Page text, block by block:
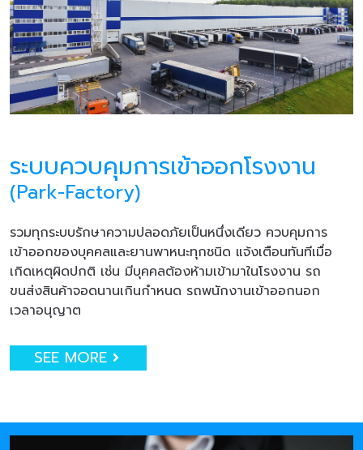
ระบบควบคุมการเข้าออกโรงงาน
(Park-Factory)
รวมทุกระบบรักษาความปลอดภัยเป็นหนึ่งเดียว ควบคุมการ
เข้าออกของบุคคลและยานพาหนะทุกชนิด แจ้งเตือนทันทีเมื่อ
เกิดเหตุผิดปกติ เช่น มีบุคคลต้องห้ามเข้ามาในโรงงาน รถ
ขนส่งสินค้าจอดนานเกินกำหนด รถพนักงานเข้าออกนอก
เวลาอนุญาต
SEE MORE